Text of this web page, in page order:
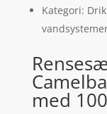
Kategori:
med